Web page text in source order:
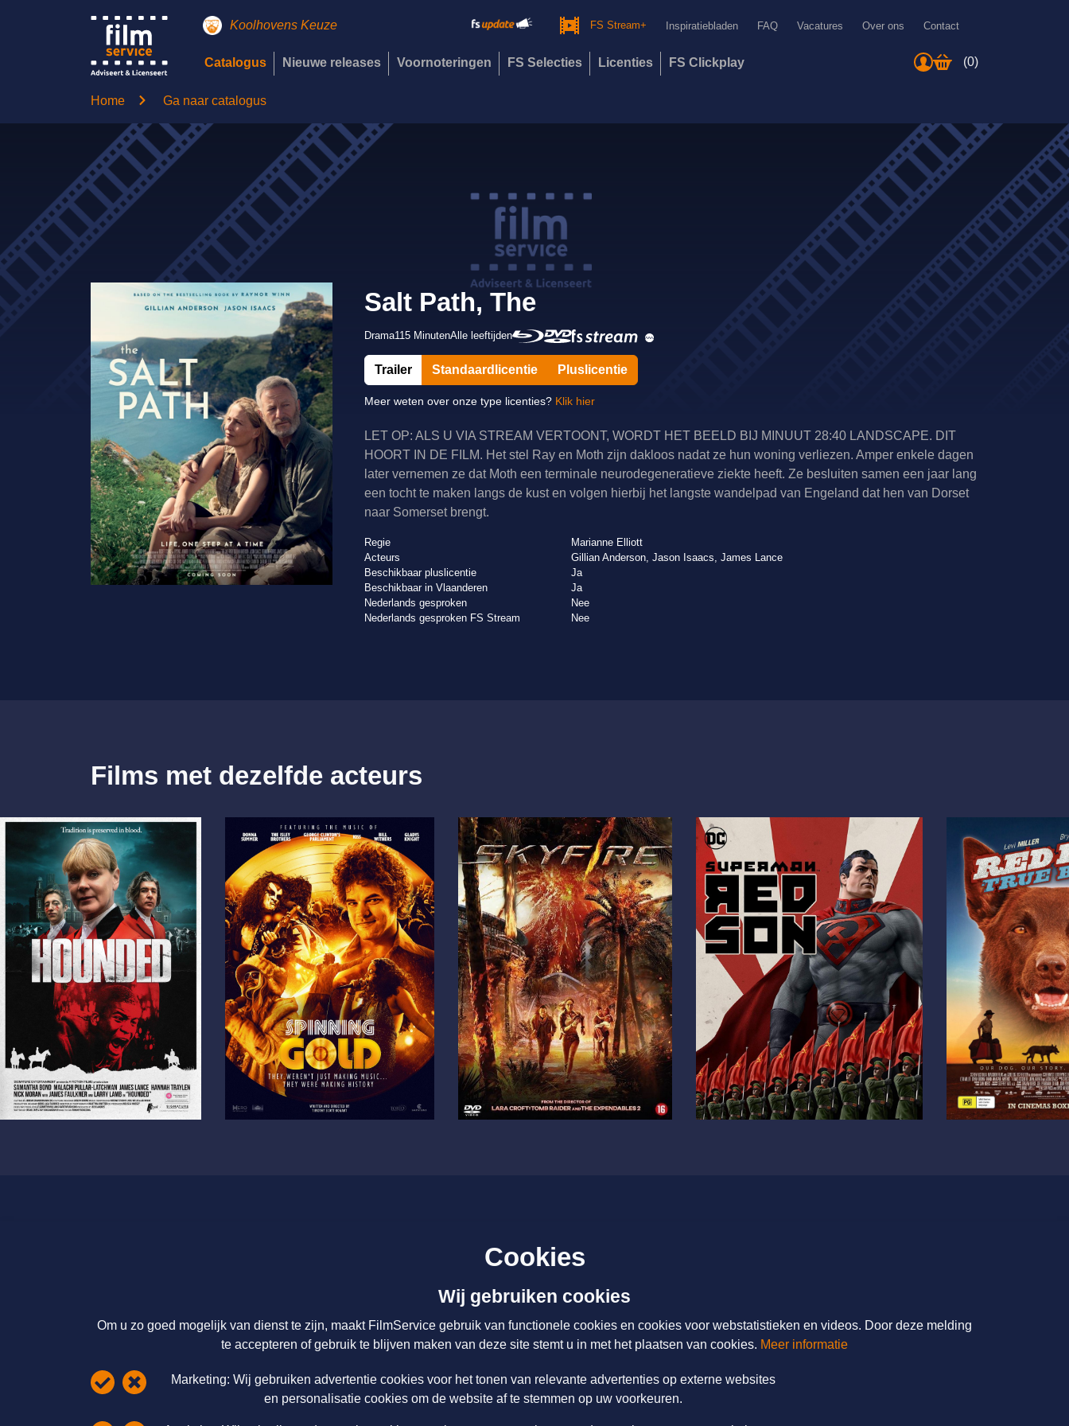
Koolhovens Keuze
(0)
Catalogus Nieuwe releases Voornoteringen FS Selecties Licenties FS Clickplay
FS Stream+ Inspiratiebladen FAQ Vacatures Over ons Contact
Home Ga naar catalogus
Salt Path, The
Drama115 MinutenAlle leeftijden
Trailer Standaardlicentie Pluslicentie
Meer weten over onze type licenties? Klik hier
LET OP: ALS U VIA STREAM VERTOONT, WORDT HET BEELD BIJ MINUUT 28:40 LANDSCAPE. DIT
HOORT IN DE FILM. Het stel Ray en Moth zijn dakloos nadat ze hun woning verliezen. Amper enkele dagen
later vernemen ze dat Moth een terminale neurodegeneratieve ziekte heeft. Ze besluiten samen een jaar lang
een tocht te maken langs de kust en volgen hierbij het langste wandelpad van Engeland dat hen van Dorset
naar Somerset brengt.
Regie
Marianne Elliott
Acteurs
Gillian Anderson, Jason Isaacs, James Lance
Beschikbaar pluslicentie
Ja
Beschikbaar in Vlaanderen
Ja
Nederlands gesproken
Nee
Nederlands gesproken FS Stream
Nee
Films met dezelfde acteurs
FAQ Overview Page
Cookie informatie
Algemene voorwaarden
Disclaimer
Over ons
Licenties & Tarieven
Disclaimer
Schrijf u hier in voor onze nieuwsbrief
E:info@filmservice.nl
Cookies
Wij gebruiken cookies
Om u zo goed mogelijk van dienst te zijn, maakt FilmService gebruik van functionele cookies en cookies voor webstatistieken en videos. Door deze melding
te accepteren of gebruik te blijven maken van deze site stemt u in met het plaatsen van cookies. Meer informatie
Marketing: Wij gebruiken advertentie cookies voor het tonen van relevante advertenties op externe websites
en personalisatie cookies om de website af te stemmen op uw voorkeuren.